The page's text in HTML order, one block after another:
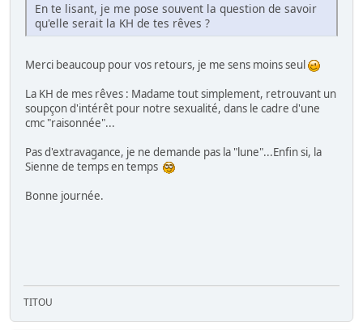
En te lisant, je me pose souvent la question de savoir
qu'elle serait la KH de tes rêves ?
Merci beaucoup pour vos retours, je me sens moins seul
La KH de mes rêves : Madame tout simplement, retrouvant un
soupçon d'intérêt pour notre sexualité, dans le cadre d'une
cmc "raisonnée"...
Pas d'extravagance, je ne demande pas la "lune"...Enfin si, la
Sienne de temps en temps
Bonne journée.
TITOU